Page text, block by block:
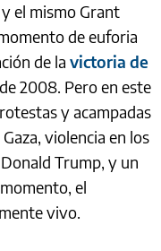
el mismo Grant
de euforia
de la victoria de
2008. Pero en este
y acampadas
violencia en los
Trump, y un
el
vivo.